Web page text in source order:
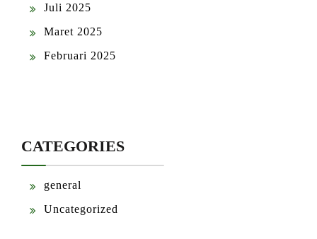
Juli 2025
Maret 2025
Februari 2025
CATEGORIES
general
Uncategorized